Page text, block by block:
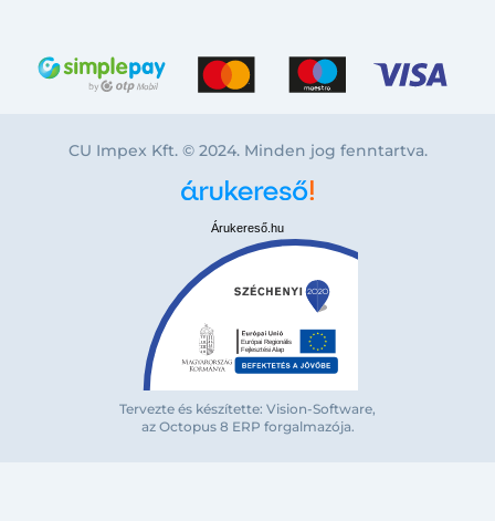
CU Impex Kft. © 2024. Minden jog fenntartva.
Árukereső.hu
Tervezte és készítette: Vision-Software,
az Octopus 8 ERP forgalmazója.